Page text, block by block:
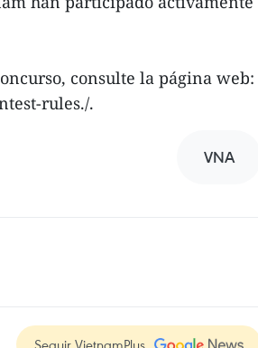
consulte la página web:
rules./.
VNA